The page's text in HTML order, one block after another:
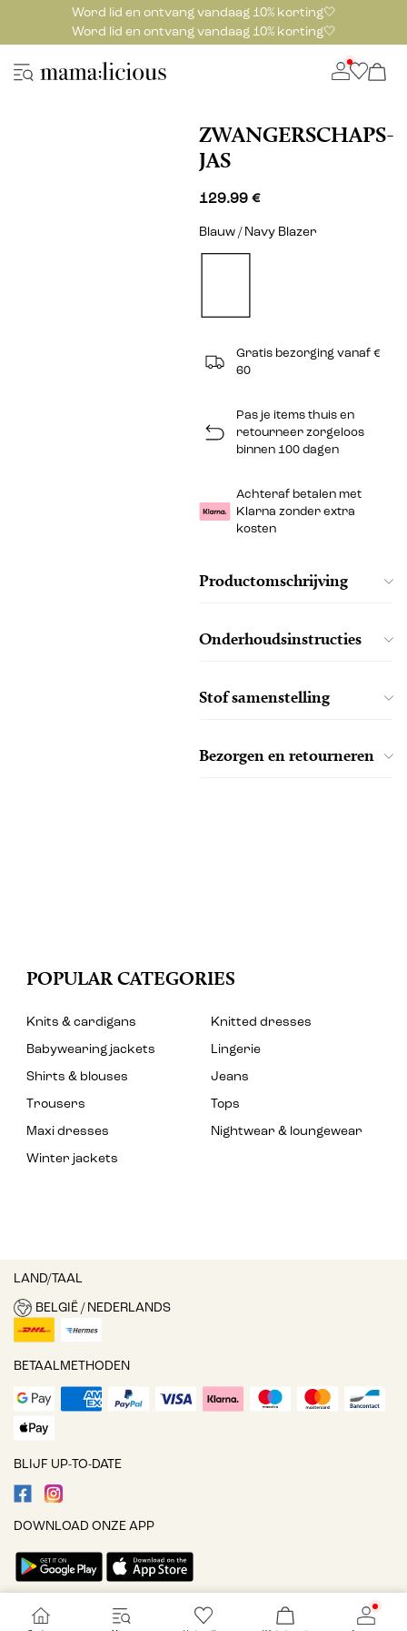
Word lid en ontvang vandaag 10% korting🤍
Word lid en ontvang vandaag 10% korting🤍
ZWANGERSCHAPS-
JAS
129.99 €
Blauw / Navy Blazer
Gratis bezorging vanaf €
60
Pas je items thuis en
retourneer zorgeloos
binnen 100 dagen
Achteraf betalen met
Klarna zonder extra
kosten
Productomschrijving
Onderhoudsinstructies
Stof samenstelling
Bezorgen en retourneren
POPULAR CATEGORIES
Knits & cardigans
Knitted dresses
Babywearing jackets
Lingerie
Shirts & blouses
Jeans
Trousers
Tops
Maxi dresses
Nightwear & loungewear
Winter jackets
LAND/TAAL
BELGIË / NEDERLANDS
BETAALMETHODEN
BLIJF UP-TO-DATE
DOWNLOAD ONZE APP
Cookie-instellingen